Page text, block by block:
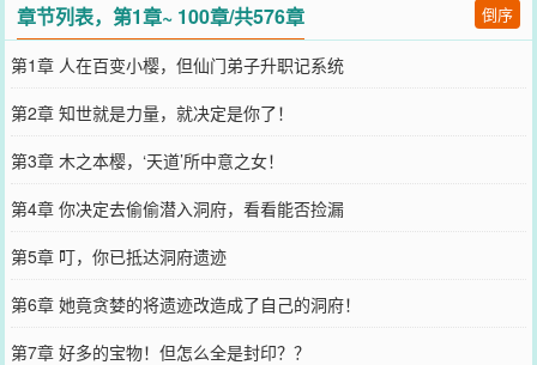
章节列表，第1章~ 100章/共576章 倒序
第1章 人在百变小樱，但仙门弟子升职记系统
第2章 知世就是力量，就决定是你了！
第3章 木之本樱，‘天道’所中意之女！
第4章 你决定去偷偷潜入洞府，看看能否捡漏
第5章 叮，你已抵达洞府遗迹
第6章 她竟贪婪的将遗迹改造成了自己的洞府！
第7章 好多的宝物！但怎么全是封印？？